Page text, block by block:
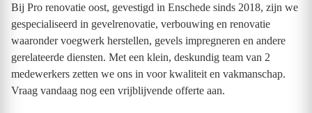
Bij Pro renovatie oost, gevestigd in Enschede sinds 2018, zijn we
gespecialiseerd in gevelrenovatie, verbouwing en renovatie
waaronder voegwerk herstellen, gevels impregneren en andere
gerelateerde diensten. Met een klein, deskundig team van 2
medewerkers zetten we ons in voor kwaliteit en vakmanschap.
Vraag vandaag nog een vrijblijvende offerte aan.